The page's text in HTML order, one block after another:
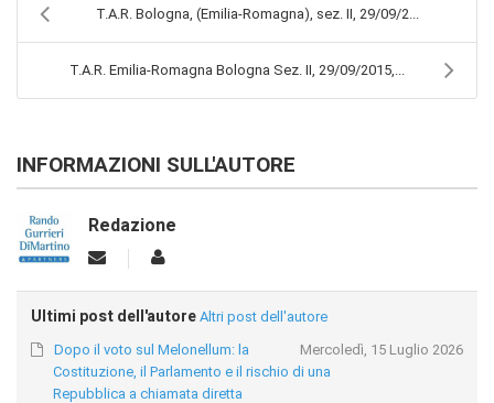
T.A.R. Bologna, (Emilia-Romagna), sez. II, 29/09/2...
T.A.R. Emilia-Romagna Bologna Sez. II, 29/09/2015,...
INFORMAZIONI SULL'AUTORE
Redazione
Ultimi post dell'autore Altri post dell'autore
Mercoledì, 15 Luglio 2026
Dopo il voto sul Melonellum: la
Costituzione, il Parlamento e il rischio di una
Repubblica a chiamata diretta